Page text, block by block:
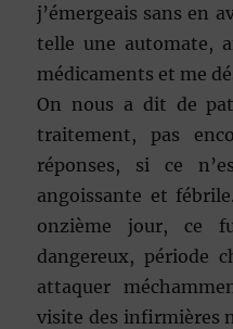
j’émergeais sans en
telle une automate,
médicaments et me
On nous a dit de
traitement, pas
réponses, si ce
angoissante et
onzième jour, ce
dangereux, période
attaquer
visite des infirmières